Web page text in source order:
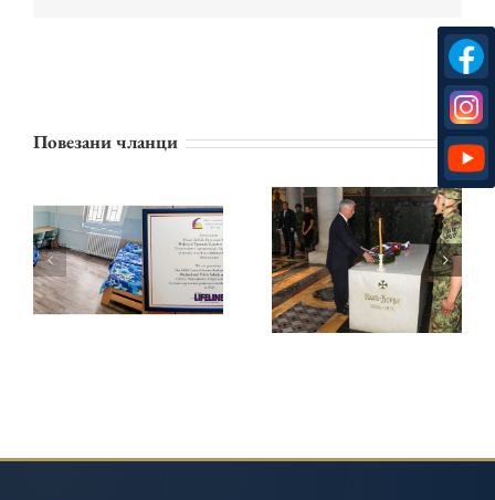
Повезани чланци
КАТАРИНА И
ЧИКАГО
НАСТАВЉАЈУ
ПОДРШКУ
ЗАВОДУ ЗА
ВАСПИТАЊЕ
ПОРОДИЦА
ОДАЛА ПОЧАСТ
КАРАЂОРЂУ НА
ОПЛЕНЦУ НА 209.
ГОДИШЊИЦУ